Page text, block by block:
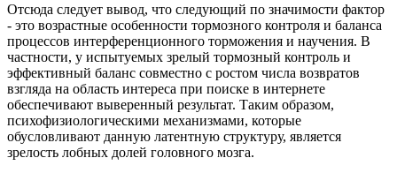
Отсюда следует вывод, что следующий по значимости фактор
- это возрастные особенности тормозного контроля и баланса
процессов интерференционного торможения и научения. В
частности, у испытуемых зрелый тормозный контроль и
эффективный баланс совместно с ростом числа возвратов
взгляда на область интереса при поиске в интернете
обеспечивают выверенный результат. Таким образом,
психофизиологическими механизмами, которые
обусловливают данную латентную структуру, является
зрелость лобных долей головного мозга.